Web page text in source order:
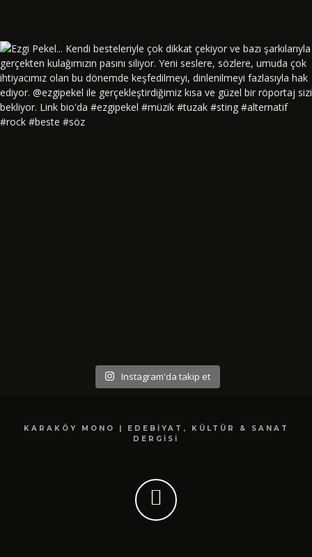
Instagram'da takip et
KARAKÖY MONO | EDEBIYAT, KÜLTÜR & SANAT
DERGISI